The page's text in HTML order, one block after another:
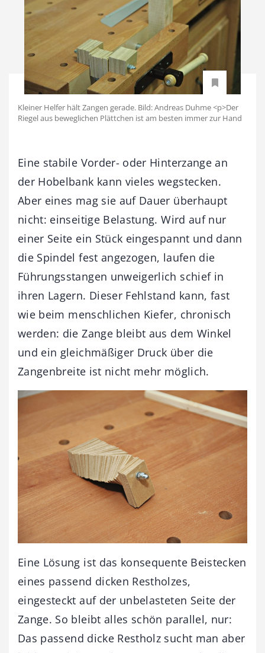
Kleiner Helfer hält Zangen gerade. Bild: Andreas Duhme <p>Der
Riegel aus beweglichen Plättchen ist am besten immer zur Hand
Eine stabile Vorder- oder Hinterzange an
der Hobelbank kann vieles wegstecken.
Aber eines mag sie auf Dauer überhaupt
nicht: einseitige Belastung. Wird auf nur
einer Seite ein Stück eingespannt und dann
die Spindel fest angezogen, laufen die
Führungsstangen unweigerlich schief in
ihren Lagern. Dieser Fehlstand kann, fast
wie beim menschlichen Kiefer, chronisch
werden: die Zange bleibt aus dem Winkel
und ein gleichmäßiger Druck über die
Zangenbreite ist nicht mehr möglich.
Eine Lösung ist das konsequente Beistecken
eines passend dicken Restholzes,
eingesteckt auf der unbelasteten Seite der
Zange. So bleibt alles schön parallel, nur:
Das passend dicke Restholz sucht man aber